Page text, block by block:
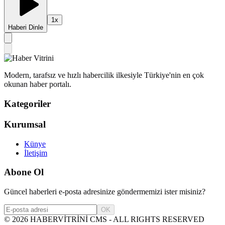
Haberi Dinle
1x
Modern, tarafsız ve hızlı habercilik ilkesiyle Türkiye'nin en çok
okunan haber portalı.
Kategoriler
Kurumsal
Künye
İletişim
Abone Ol
Güncel haberleri e-posta adresinize göndermemizi ister misiniz?
OK
© 2026 HABERVİTRİNİ CMS - ALL RIGHTS RESERVED